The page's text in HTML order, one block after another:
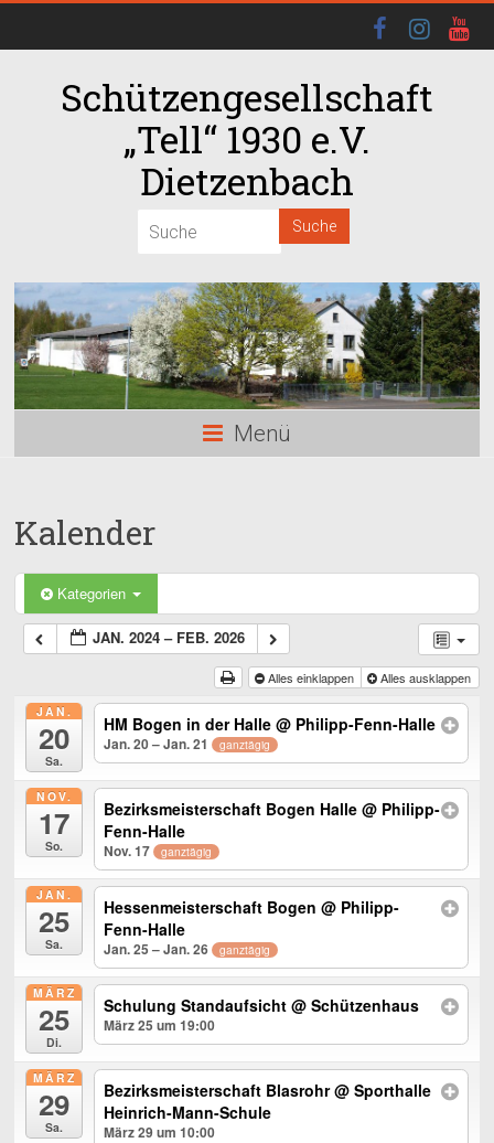
Schützengesellschaft
„Tell“ 1930 e.V.
Dietzenbach
Menü
Kalender
Kategorien
JAN. 2024 – FEB. 2026
Alles einklappen Alles ausklappen
JAN.
20
Sa.
HM Bogen in der Halle @ Philipp-Fenn-Halle
Jan. 20 – Jan. 21 ganztägig
NOV.
17
So.
Bezirksmeisterschaft Bogen Halle @ Philipp-
Fenn-Halle
Nov. 17 ganztägig
JAN.
25
Sa.
Hessenmeisterschaft Bogen @ Philipp-
Fenn-Halle
Jan. 25 – Jan. 26 ganztägig
MÄRZ
25
Di.
Schulung Standaufsicht @ Schützenhaus
März 25 um 19:00
MÄRZ
29
Sa.
Bezirksmeisterschaft Blasrohr@ Sporthalle
Heinrich-Mann-Schule
März 29 um 10:00